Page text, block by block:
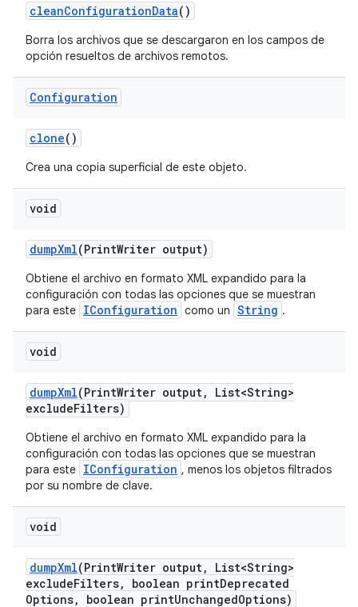
cleanConfigurationData()
Borra los archivos que se descargaron en los campos de
opción resueltos de archivos remotos.
Configuration
clone()
Crea una copia superficial de este objeto.
void
dumpXml(PrintWriter output)
Obtiene el archivo en formato XML expandido para la
configuración con todas las opciones que se muestran
para este IConfiguration como un String .
void
dumpXml(PrintWriter output,
List<String>
excludeFilters)
Obtiene el archivo en formato XML expandido para la
configuración con todas las opciones que se muestran
para este IConfiguration , menos los objetos filtrados
por su nombre de clave.
void
dumpXml(PrintWriter output,
List<String>
excludeFilters, boolean printDeprecated
Options, boolean printUnchangedOptions)